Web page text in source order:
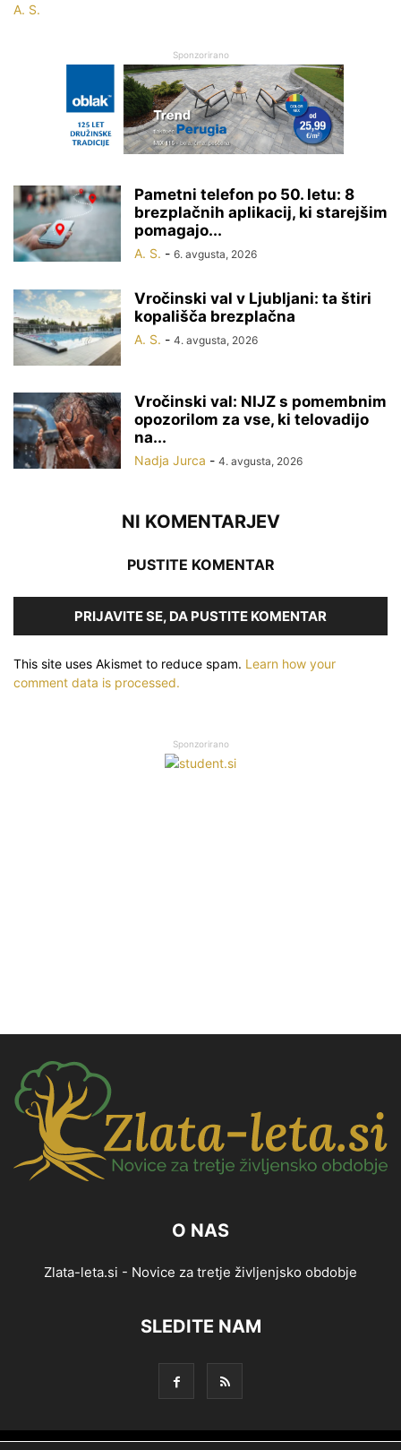
A. S.
Sponzorirano
Pametni telefon po 50. letu: 8
brezplačnih aplikacij, ki starejšim
pomagajo...
A. S. - 6. avgusta, 2026
Vročinski val v Ljubljani: ta štiri
kopališča brezplačna
A. S. - 4. avgusta, 2026
Vročinski val: NIJZ s pomembnim
opozorilom za vse, ki telovadijo
na...
Nadja Jurca - 4. avgusta, 2026
NI KOMENTARJEV
PUSTITE KOMENTAR
PRIJAVITE SE, DA PUSTITE KOMENTAR
This site uses Akismet to reduce spam. Learn how your
comment data is processed.
Sponzorirano
O NAS
Zlata-leta.si - Novice za tretje življenjsko obdobje
SLEDITE NAM